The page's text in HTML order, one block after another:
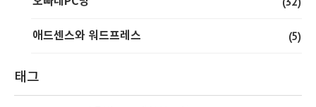
애드센스와 워드프레스 (5)
태그